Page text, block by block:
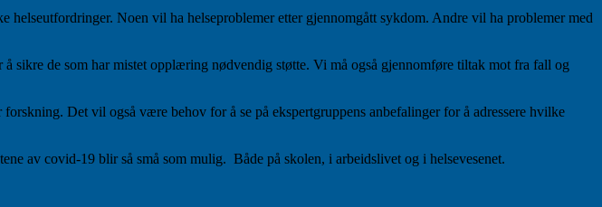
Noen vil ha helseproblemer etter gjennomgått sykdom. Andre vil ha problemer med
sikre de som har mistet opplæring nødvendig støtte. Vi må også gjennomføre tiltak mot fra fall og
Det vil også være behov for å se på ekspertgruppens anbefalinger for å adressere hvilke
av covid-19 blir så små som mulig. Både på skolen, i arbeidslivet og i helsevesenet.